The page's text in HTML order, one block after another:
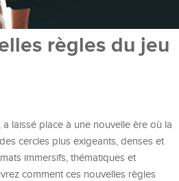
règles du jeu
laissé place à une nouvelle ère où la
cercles plus exigeants, denses et
immersifs, thématiques et
comment ces nouvelles règles